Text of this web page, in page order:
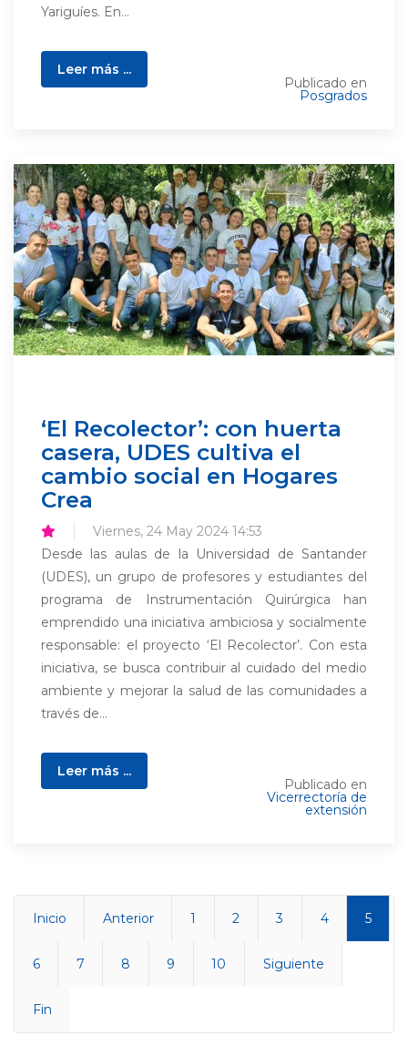
Yariguíes. En...
Leer más ...
Publicado en
Posgrados
‘El Recolector’: con huerta
casera, UDES cultiva el
cambio social en Hogares
Crea
Viernes, 24 May 2024 14:53
Desde las aulas de la Universidad de Santander
(UDES), un grupo de profesores y estudiantes del
programa de Instrumentación Quirúrgica han
emprendido una iniciativa ambiciosa y socialmente
responsable: el proyecto ‘El Recolector’. Con esta
iniciativa, se busca contribuir al cuidado del medio
ambiente y mejorar la salud de las comunidades a
través de...
Leer más ...
Publicado en
Vicerrectoría de
extensión
Inicio Anterior 1 2 3 4 5
6 7 8 9 10 Siguiente
Fin